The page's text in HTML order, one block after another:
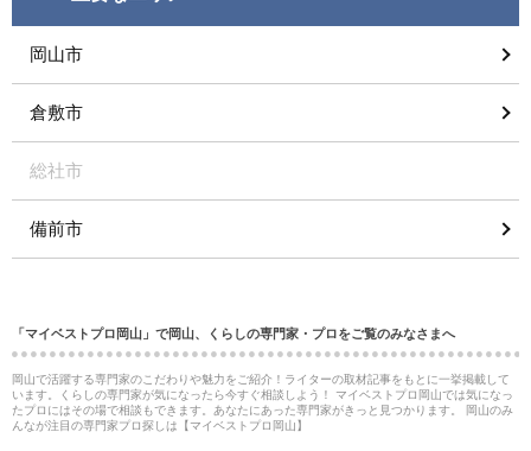
岡山市
倉敷市
総社市
備前市
「マイベストプロ岡山」で岡山、くらしの専門家・プロをご覧のみなさまへ
岡山で活躍する専門家のこだわりや魅力をご紹介！ライターの取材記事をもとに一挙掲載して
います。くらしの専門家が気になったら今すぐ相談しよう！ マイベストプロ岡山では気になっ
たプロにはその場で相談もできます。あなたにあった専門家がきっと見つかります。 岡山のみ
んなが注目の専門家プロ探しは【マイベストプロ岡山】